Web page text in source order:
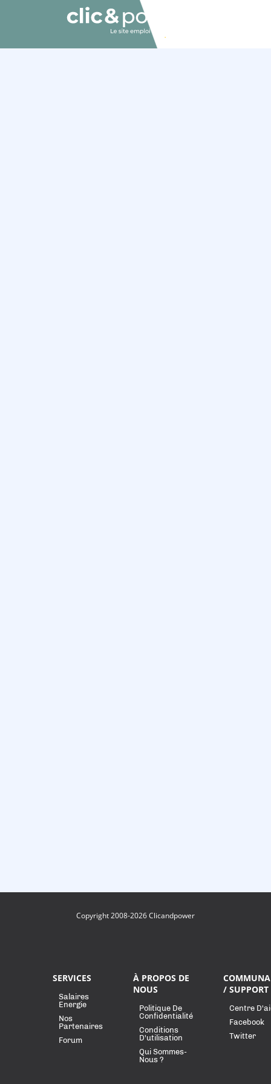
Copyright 2008-2026 Clicandpower
SERVICES
Salaires
Energie
Nos
Partenaires
Forum
À PROPOS DE
NOUS
Politique De
Confidentialité
Conditions
D'utilisation
Qui Sommes-
Nous ?
/ SUPPORT
Centre
Facebook
Twitter